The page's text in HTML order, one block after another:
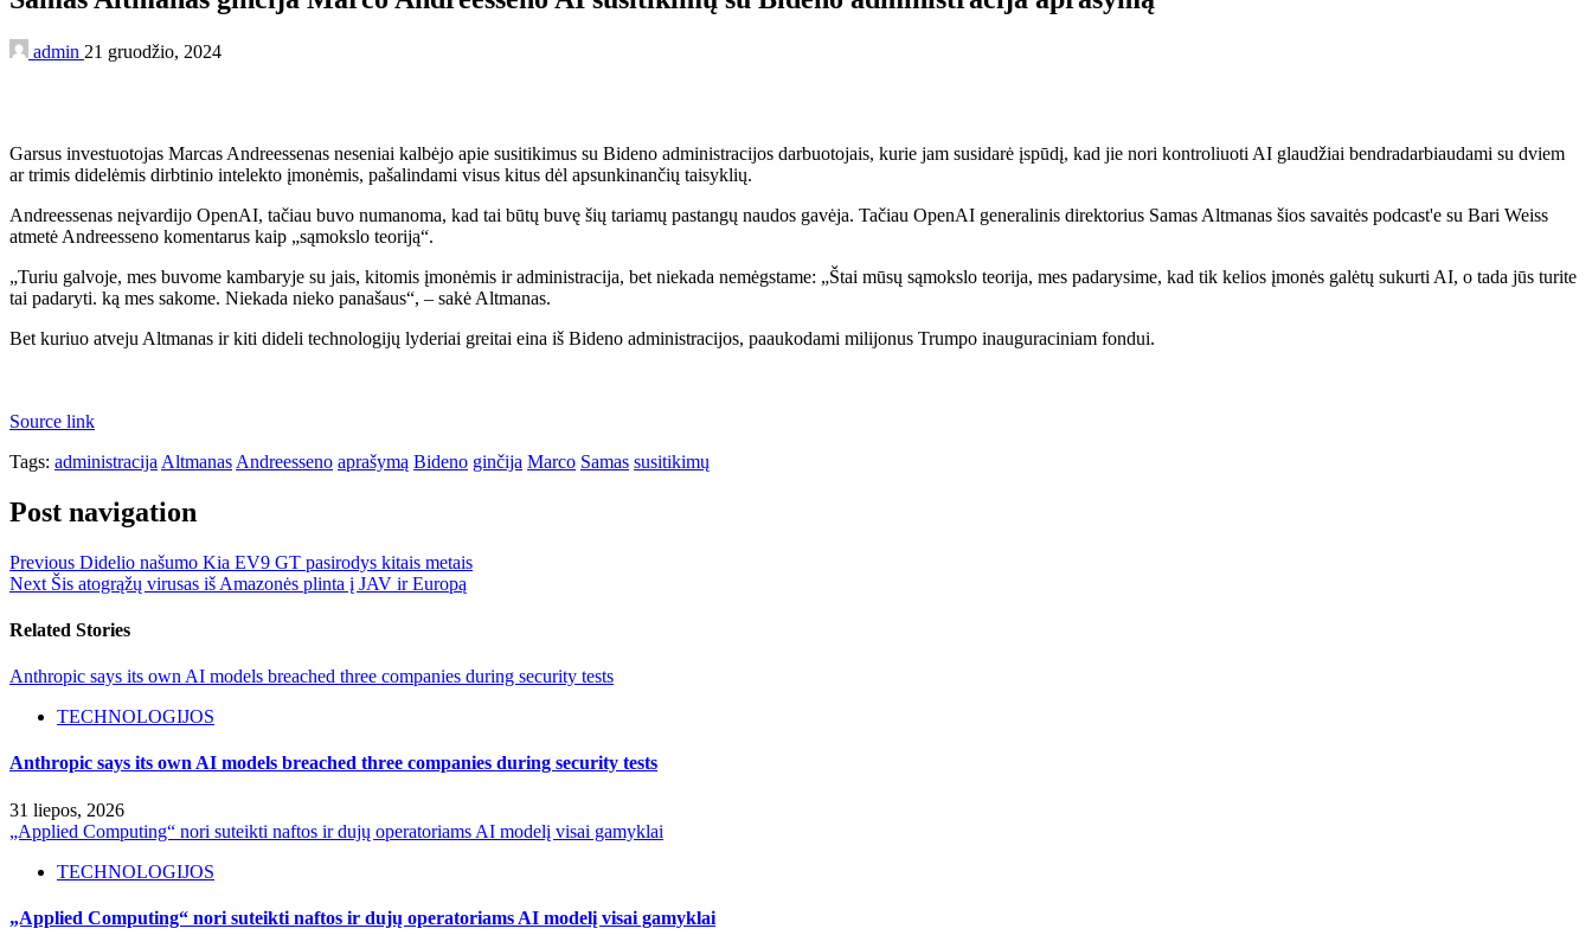
admin 21 gruodžio, 2024
Garsus investuotojas Marcas Andreessenas neseniai kalbėjo apie susitikimus su Bideno administracijos darbuotojais, kurie jam susidarė įspūdį, kad jie nori kontroliuoti AI glaudžiai bendradarbiaudami su dviem
ar trimis didelėmis dirbtinio intelekto įmonėmis, pašalindami visus kitus dėl apsunkinančių taisyklių.
Andreessenas neįvardijo OpenAI, tačiau buvo numanoma, kad tai būtų buvę šių tariamų pastangų naudos gavėja. Tačiau OpenAI generalinis direktorius Samas Altmanas šios savaitės podcast'e su Bari Weiss
atmetė Andreesseno komentarus kaip „sąmokslo teoriją“.
„Turiu galvoje, mes buvome kambaryje su jais, kitomis įmonėmis ir administracija, bet niekada nemėgstame: „Štai mūsų sąmokslo teorija, mes padarysime, kad tik kelios įmonės galėtų sukurti AI, o tada jūs turite
tai padaryti. ką mes sakome. Niekada nieko panašaus“, – sakė Altmanas.
Bet kuriuo atveju Altmanas ir kiti dideli technologijų lyderiai greitai eina iš Bideno administracijos, paaukodami milijonus Trumpo inauguraciniam fondui.
Source link
Tags: administracija Altmanas Andreesseno aprašymą Bideno ginčija Marco Samas susitikimų
Post navigation
Previous Didelio našumo Kia EV9 GT pasirodys kitais metais
Next Šis atogrąžų virusas iš Amazonės plinta į JAV ir Europą
Related Stories
Anthropic says its own AI models breached three companies during security tests
TECHNOLOGIJOS
Anthropic says its own AI models breached three companies during security tests
31 liepos, 2026
„Applied Computing“ nori suteikti naftos ir dujų operatoriams AI modelį visai gamyklai
TECHNOLOGIJOS
„Applied Computing“ nori suteikti naftos ir dujų operatoriams AI modelį visai gamyklai